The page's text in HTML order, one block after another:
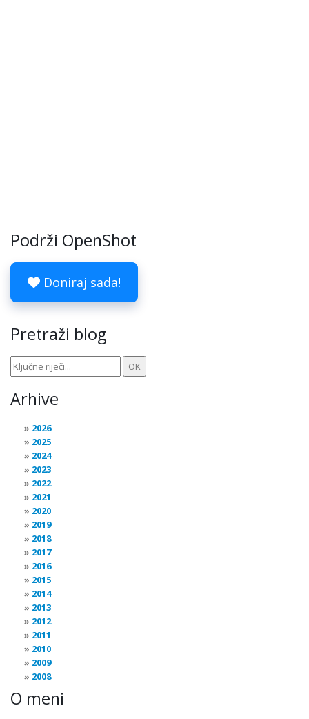
Podrži OpenShot
Doniraj sada!
Pretraži blog
Arhive
2026
2025
2024
2023
2022
2021
2020
2019
2018
2017
2016
2015
2014
2013
2012
2011
2010
2009
2008
O meni